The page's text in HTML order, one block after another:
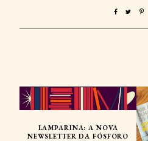
LAMPARINA: A NOVA
NEWSLETTER DA FÓSFORO